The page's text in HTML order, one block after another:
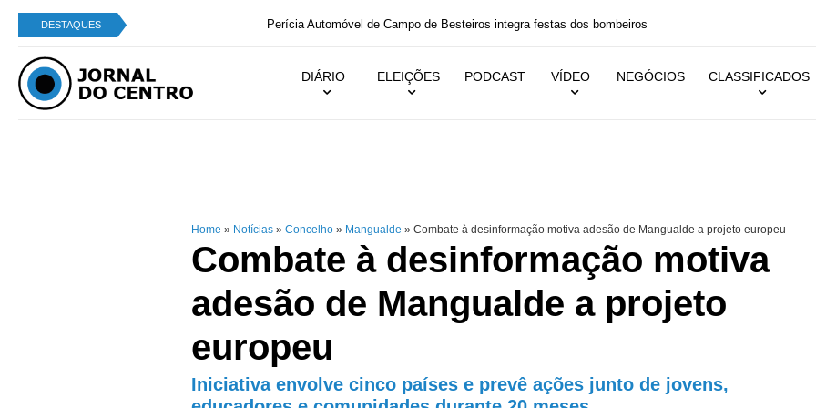
DESTAQUES Perícia Automóvel de Campo de Besteiros integra festas dos bombeiros
DIÁRIO ELEIÇÕES PODCAST VÍDEO NEGÓCIOS CLASSIFICADOS
Home » Notícias » Concelho » Mangualde » Combate à desinformação motiva adesão de Mangualde a projeto europeu
Combate à desinformação motiva
adesão de Mangualde a projeto
europeu
Iniciativa envolve cinco países e prevê ações junto de jovens,